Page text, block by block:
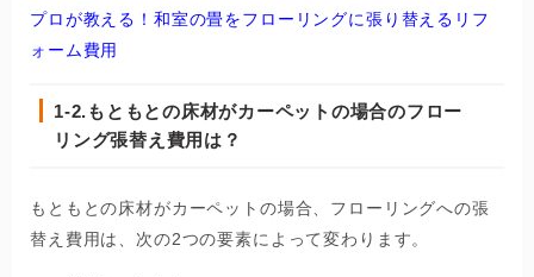
プロが教える！和室の畳をフローリングに張り替えるリフ
ォーム費用
1-2.もともとの床材がカーペットの場合のフロー
リング張替え費用は？
もともとの床材がカーペットの場合、フローリングへの張
替え費用は、次の2つの要素によって変わります。